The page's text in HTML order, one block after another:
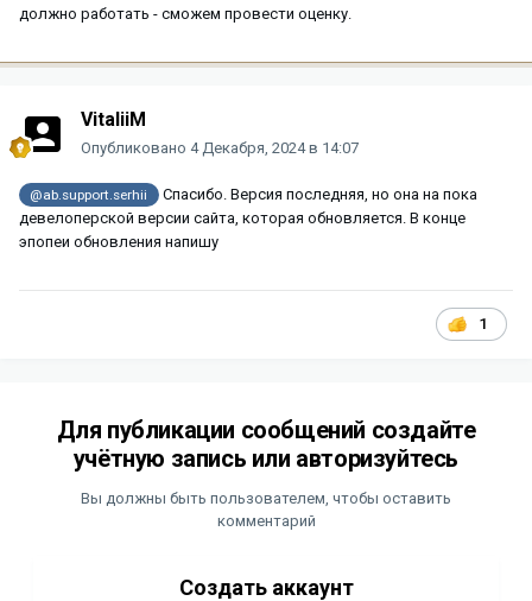
должно работать - сможем провести оценку.
VitaliiM
Опубликовано 4 Декабря, 2024 в 14:07
@ab.support.serhii
Спасибо. Версия последняя, но она на пока
девелоперской версии сайта, которая обновляется. В конце
эпопеи обновления напишу
1
Для публикации сообщений создайте
учётную запись или авторизуйтесь
Вы должны быть пользователем, чтобы оставить
комментарий
Создать аккаунт